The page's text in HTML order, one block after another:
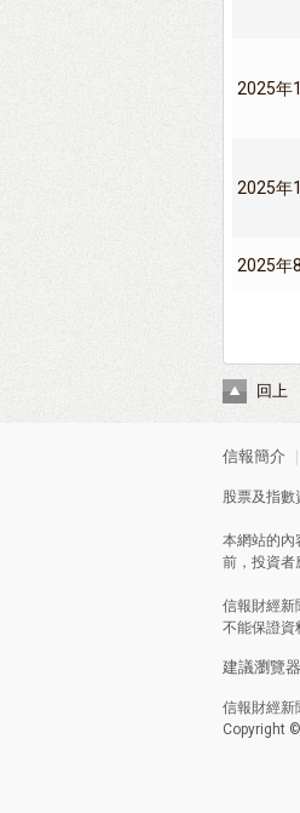
2025年
2025年
2025年
回上
信報簡介
股票及指數
本網站的內
前，投資者
信報財經新
不能保證資
建議瀏覽
信報財經新
Copyright